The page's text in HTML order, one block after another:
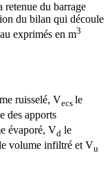
du barrage
du bilan qui découle
exprimés en m3
ruisselé, Vecs le
des apports
évaporé, Vd le
volume infiltré et Vu